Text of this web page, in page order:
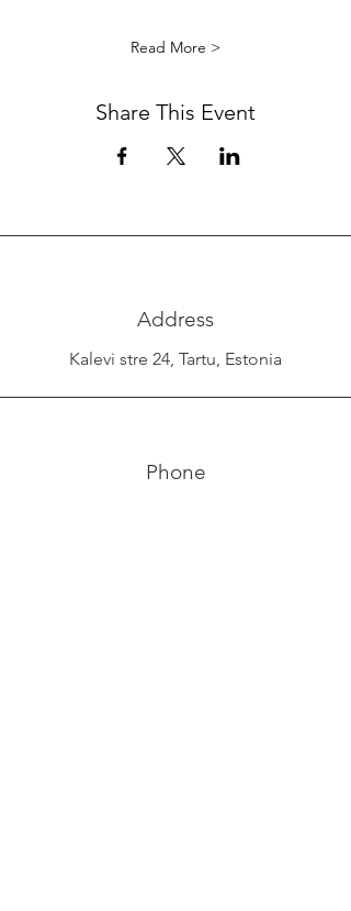
Read More >
Share This Event
Address
Kalevi stre 24, Tartu, Estonia
Phone